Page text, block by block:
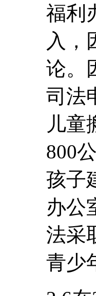
福利
入，
论。
司法
儿童
800
孩子
办公
法采
青少